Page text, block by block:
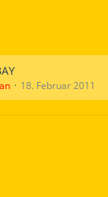
18. Februar 2011